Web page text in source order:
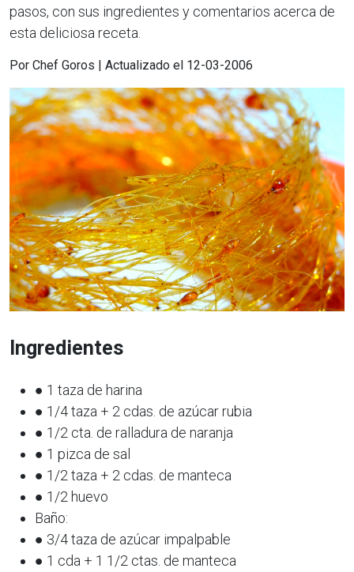
pasos, con sus ingredientes y comentarios acerca de
esta deliciosa receta.
Por Chef Goros | Actualizado el 12-03-2006
Ingredientes
● 1 taza de harina
● 1/4 taza + 2 cdas. de azúcar rubia
● 1/2 cta. de ralladura de naranja
● 1 pizca de sal
● 1/2 taza + 2 cdas. de manteca
● 1/2 huevo
Baño:
● 3/4 taza de azúcar impalpable
● 1 cda + 1 1/2 ctas. de manteca